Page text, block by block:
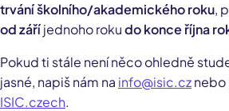
trvání školního/akademického roku,
od záříjednoho rokudo konce října
Pokud ti stále není něco ohledně
jasné, napiš nám na info@isic.cznebo
ISIC.czech.